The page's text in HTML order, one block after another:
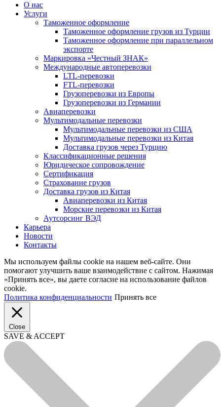
О нас
Услуги
Таможенное оформление
Таможенное оформление грузов из Турции
Таможенное оформление при параллельном
экспорте
Маркировка «Честный ЗНАК»
Международные автоперевозки
LTL-перевозки
FTL-перевозки
Грузоперевозки из Европы
Грузоперевозки из Германии
Авиаперевозки
Мультимодальные перевозки
Мультимодальные перевозки из США
Мультимодальные перевозки из Китая
Доставка грузов через Турцию
Классификационные решения
Юридическое сопровождение
Сертификация
Страхование грузов
Доставка грузов из Китая
Авиаперевозки из Китая
Морские перевозки из Китая
Аутсорсинг ВЭД
Карьера
Новости
Контакты
Мы используем файлы cookie на нашем веб-сайте. Они
помогают улучшить ваше взаимодействие с сайтом. Нажимая
«Принять все», вы даете согласие на использование файлов
cookie.
Политика конфиденциальности Принять все
Close
SAVE & ACCEPT